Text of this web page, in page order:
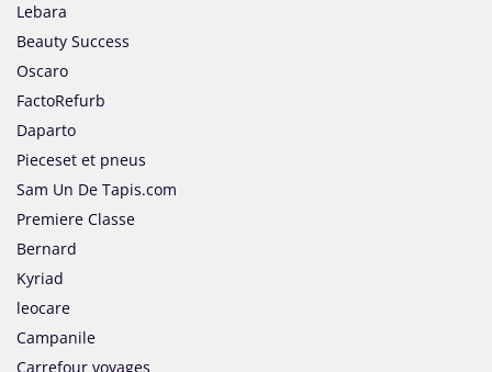
Lebara
Beauty Success
Oscaro
FactoRefurb
Daparto
Pieceset et pneus
Sam Un De Tapis.com
Premiere Classe
Bernard
Kyriad
leocare
Campanile
Carrefour voyages